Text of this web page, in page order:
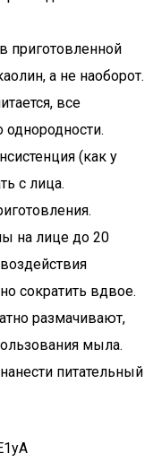
приготовленной
а не наоборот.
все
(как у
с лица.
на лице до 20
сократить вдвое.
размачивают,
мыла.
питательный